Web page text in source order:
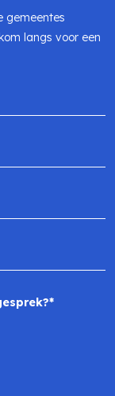
gemeentes
langs voor een